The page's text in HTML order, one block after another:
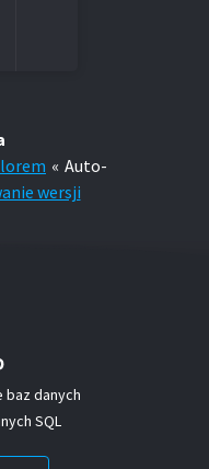
« Auto-
wersji
baz danych
SQL